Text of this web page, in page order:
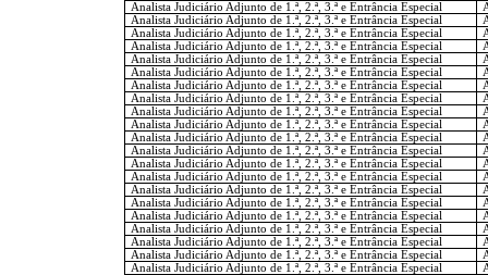
Analista Judiciário Adjunto de 1.ª, 2.ª, 3.ª e Entrância Especial
Analista Judiciário Adjunto de 1.ª, 2.ª, 3.ª e Entrância Especial
Analista Judiciário Adjunto de 1.ª, 2.ª, 3.ª e Entrância Especial
Analista Judiciário Adjunto de 1.ª, 2.ª, 3.ª e Entrância Especial
Analista Judiciário Adjunto de 1.ª, 2.ª, 3.ª e Entrância Especial
Analista Judiciário Adjunto de 1.ª, 2.ª, 3.ª e Entrância Especial
Analista Judiciário Adjunto de 1.ª, 2.ª, 3.ª e Entrância Especial
Analista Judiciário Adjunto de 1.ª, 2.ª, 3.ª e Entrância Especial
Analista Judiciário Adjunto de 1.ª, 2.ª, 3.ª e Entrância Especial
Analista Judiciário Adjunto de 1.ª, 2.ª, 3.ª e Entrância Especial
Analista Judiciário Adjunto de 1.ª, 2.ª, 3.ª e Entrância Especial
Analista Judiciário Adjunto de 1.ª, 2.ª, 3.ª e Entrância Especial
Analista Judiciário Adjunto de 1.ª, 2.ª, 3.ª e Entrância Especial
Analista Judiciário Adjunto de 1.ª, 2.ª, 3.ª e Entrância Especial
Analista Judiciário Adjunto de 1.ª, 2.ª, 3.ª e Entrância Especial
Analista Judiciário Adjunto de 1.ª, 2.ª, 3.ª e Entrância Especial
Analista Judiciário Adjunto de 1.ª, 2.ª, 3.ª e Entrância Especial
Analista Judiciário Adjunto de 1.ª, 2.ª, 3.ª e Entrância Especial
Analista Judiciário Adjunto de 1.ª, 2.ª, 3.ª e Entrância Especial
Analista Judiciário Adjunto de 1.ª, 2.ª, 3.ª e Entrância Especial
Analista Judiciário Adjunto de 1.ª, 2.ª, 3.ª e Entrância Especial